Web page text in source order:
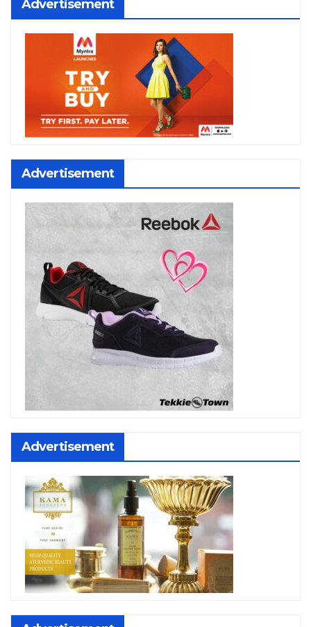
Advertisement
Advertisement
Advertisement